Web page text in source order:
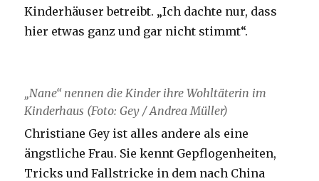
Kinderhäuser betreibt. „Ich dachte nur, dass
hier etwas ganz und gar nicht stimmt“.
„Nane“ nennen die Kinder ihre Wohltäterin im
Kinderhaus (Foto: Gey / Andrea Müller)
Christiane Gey ist alles andere als eine
ängstliche Frau. Sie kennt Gepflogenheiten,
Tricks und Fallstricke in dem nach China